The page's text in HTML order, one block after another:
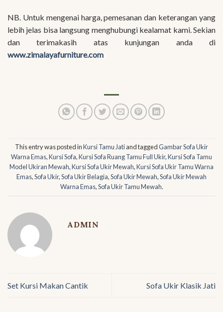
NB. Untuk mengenai harga, pemesanan dan keterangan yang
lebih jelas bisa langsung menghubungi kealamat kami. Sekian
dan terimakasih atas kunjungan anda di
www.zimalayafurniture.com
This entry was posted inKursi Tamu Jatiand taggedGambar Sofa Ukir
Warna Emas,Kursi Sofa,Kursi Sofa Ruang Tamu Full Ukir,Kursi Sofa Tamu
Model Ukiran Mewah,Kursi Sofa Ukir Mewah,Kursi Sofa Ukir Tamu Warna
Emas,Sofa Ukir,Sofa Ukir Belagia,Sofa Ukir Mewah,Sofa Ukir Mewah
Warna Emas,Sofa Ukir Tamu Mewah.
ADMIN
Set Kursi Makan Cantik Sofa Ukir Klasik Jati